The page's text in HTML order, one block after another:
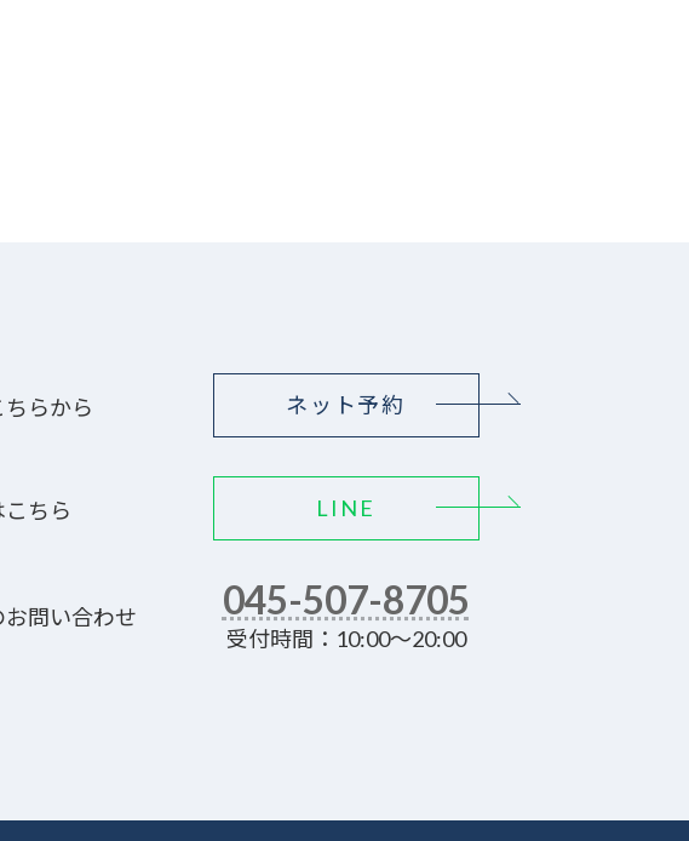
らから ネット予約
こちら LINE
お問い合わせ 045-507-8705
受付時間：10:00～20:00